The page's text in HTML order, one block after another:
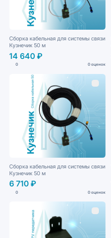
Сборка кабельная для системы связи
Кузнечик 50 м
14 640 ₽
0 0 оценок
Сборка кабельная для системы связи
Кузнечик 50 м
6 710 ₽
0 0 оценок